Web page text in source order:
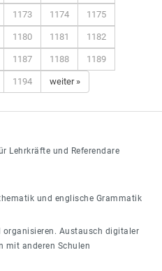
1173 1174 1175
1180 1181 1182
1187 1188 1189
1194 weiter »
Lehrkräfte und Referendare
und englische Grammatik
Austausch digitaler
mit anderen Schulen